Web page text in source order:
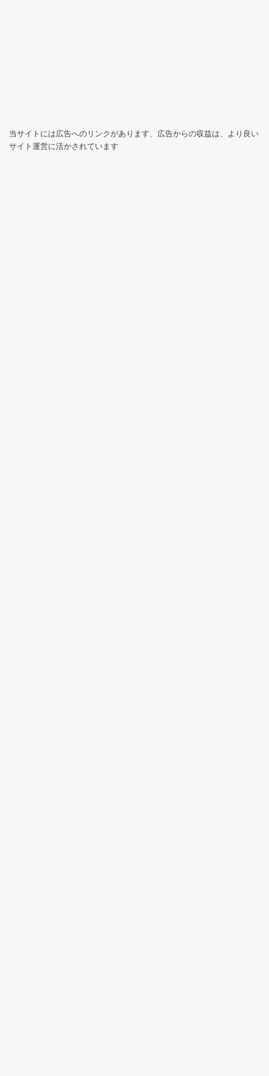
当サイトには広告へのリンクがあります、広告からの収益は、より良い
サイト運営に活かされています